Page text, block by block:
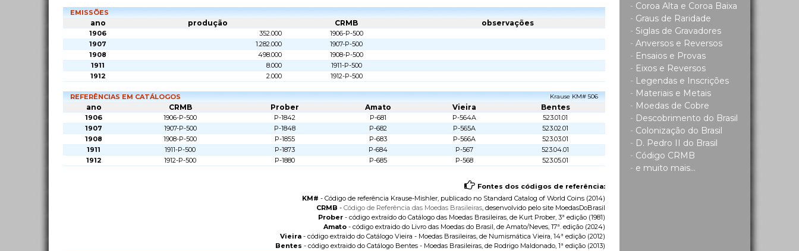
- Coroa Alta e Coroa Baixa
- Graus de Raridade
- Siglas de Gravadores
- Anversos e Reversos
- Ensaios e Provas
- Eixos e Reversos
- Legendas e Inscrições
- Materiais e Metais
- Moedas de Cobre
- Descobrimento do Brasil
- Colonização do Brasil
- D. Pedro II do Brasil
- Código CRMB
- e muito mais...
EMISSÕES
ano produção CRMB observações
1906 352.000
1906-P-500
1907
1.282.000
1907-P-500
1908
498.000
1908-P-500
1911
8.000
1911-P-500
1912
2.000 1912-P-500
REFERÊNCIAS EM CATÁLOGOS Krause KM# 506
ano CRMB Prober Amato Vieira Bentes
1906 1906-P-500 P-1842 P-681 P-564A
523.01.01
1907
1907-P-500 P-1848 P-682 P-565A
523.02.01
1908
1908-P-500 P-1855 P-683 P-566A
523.03.01
1911
1911-P-500 P-1873 P-684 P-567
523.04.01
1912
1912-P-500 P-1880 P-685 P-568 523.05.01
Fontes dos códigos de referência:
KM# - Código de referência Krause-Mishler, publicado no Standard Catalog of World Coins (2014)
CRMB - Código de Referência das Moedas Brasileiras, desenvolvido pelo site MoedasDoBrasil
Prober - código extraído do Catálogo das Moedas Brasileiras, de Kurt Prober, 3ª edição (1981)
Amato - código extraido do Livro das Moedas do Brasil, de Amato/Neves, 17ª. edição (2024)
Vieira - código extraido do Catálogo Vieira - Moedas Brasileiras, de Numismática Vieira, 14ª edição (2012)
Bentes - código extraido do Catálogo Bentes - Moedas Brasileiras, de Rodrigo Maldonado, 1ª edição (2013)